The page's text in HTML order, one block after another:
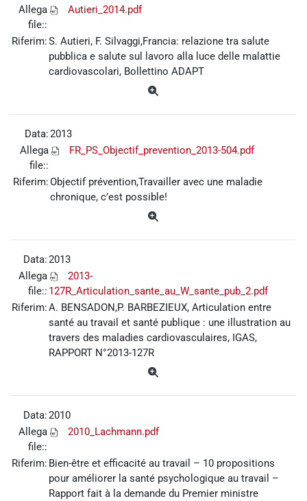
Allega
file::
Autieri_2014.pdf
Riferim:S. Autieri, F. Silvaggi,Francia: relazione tra salute
pubblica e salute sul lavoro alla luce delle malattie
cardiovascolari, Bollettino ADAPT
Data:2013
Allega
file::
FR_PS_Objectif_prevention_2013-504.pdf
Riferim:Objectif prévention,Travailler avec une maladie
chronique, c’est possible!
Data:2013
Allega
file::
2013-
127R_Articulation_sante_au_W_sante_pub_2.pdf
Riferim:A. BENSADON,P. BARBEZIEUX, Articulation entre
santé au travail et santé publique : une illustration au
travers des maladies cardiovasculaires, IGAS,
RAPPORT N°2013-127R
Data:2010
Allega
file::
2010_Lachmann.pdf
Riferim: Bien-être et efficacité au travail – 10 propositions
pour améliorer la santé psychologique au travail –
Rapport fait à la demande du Premier ministre